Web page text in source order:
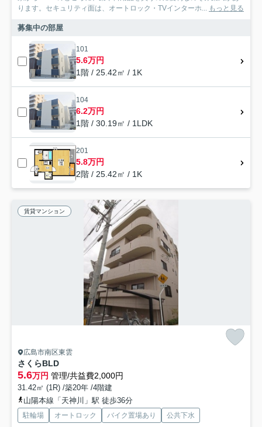
ります。セキュリティ面は、オートロック・TVインターホ... もっと見る
募集中の部屋
101
5.6万円
1階 / 25.42㎡ / 1K
104
6.2万円
1階 / 30.19㎡ / 1LDK
201
5.8万円
2階 / 25.42㎡ / 1K
賃貸マンション
広島市南区東雲
さくらBLD
5.6万円 管理/共益費2,000円
31.42㎡ (1R) /築20年 /4階建
山陽本線「天神川」駅 徒歩36分
駐輪場 オートロック バイク置場あり 公共下水